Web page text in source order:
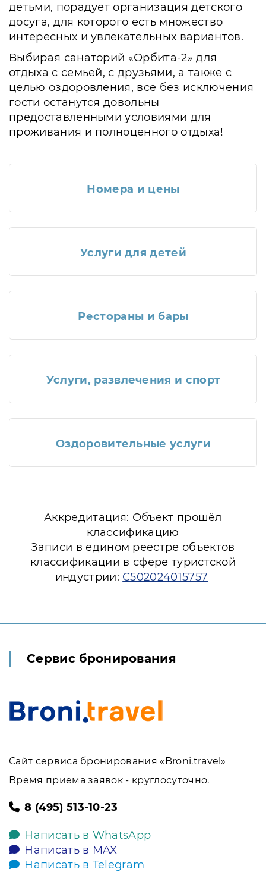
детьми, порадует организация детского
досуга, для которого есть множество
интересных и увлекательных вариантов.
Выбирая санаторий «Орбита-2» для
отдыха с семьей, с друзьями, а также с
целью оздоровления, все без исключения
гости останутся довольны
предоставленными условиями для
проживания и полноценного отдыха!
Номера и цены
Услуги для детей
Рестораны и бары
Услуги, развлечения и спорт
Оздоровительные услуги
Аккредитация: Объект прошёл
классификацию
Записи в едином реестре объектов
классификации в сфере туристской
индустрии: С502024015757
Сервис бронирования
Сайт сервиса бронирования «Broni.travel»
Время приема заявок - круглосуточно.
8 (495) 513-10-23
Написать в WhatsApp
Написать в MAX
Написать в Telegram